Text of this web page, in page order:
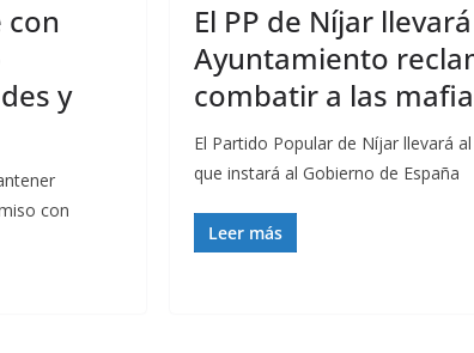
con
y
con
El PP de Níjar
Ayuntamiento
combatir a las
El Partido Popular de Níjar llevará
que instará al Gobierno de España
Leer más